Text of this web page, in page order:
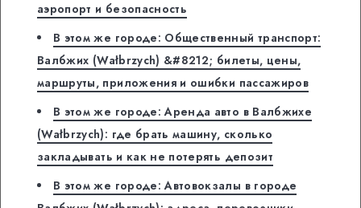
аэропорт и безопасность
В этом же городе: Общественный транспорт:
Валбжих (Wałbrzych) &#8212; билеты, цены,
маршруты, приложения и ошибки пассажиров
В этом же городе: Аренда авто в Валбжихе
(Wałbrzych): где брать машину, сколько
закладывать и как не потерять депозит
В этом же городе: Автовокзалы в городе